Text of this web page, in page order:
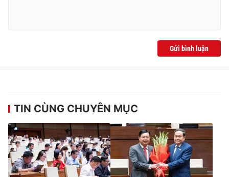
Gửi bình luận
TIN CÙNG CHUYÊN MỤC